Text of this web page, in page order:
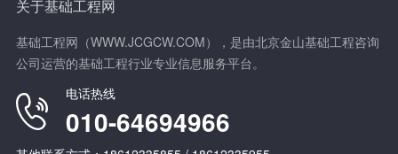
关于基础工程网
基础工程网（WWW.JCGCW.COM），是由北京金山基础工程咨询
公司运营的基础工程行业专业信息服务平台。
电话热线
010-64694966